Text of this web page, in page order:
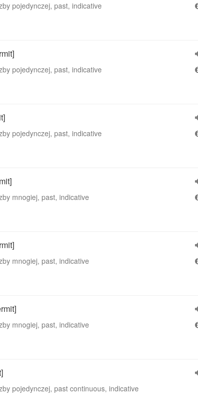
pojedynczej, past, indicative
pojedynczej, past, indicative
pojedynczej, past, indicative
mnogiej, past, indicative
mnogiej, past, indicative
mnogiej, past, indicative
pojedynczej, past continuous, indicative